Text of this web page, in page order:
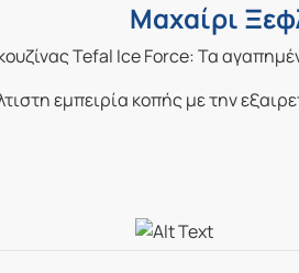
Μαχαίρι
Tefal Ice Force: Τα
εμπειρία κοπής με την